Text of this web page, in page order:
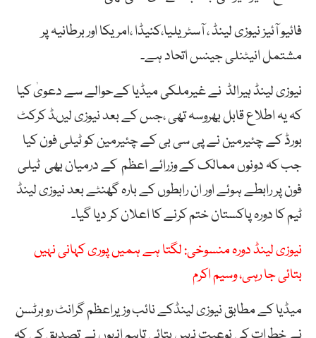
فائیو آئیز نیوزی لینڈ ، آسٹریلیا،کنیڈا ،امریکا اور برطانیہ پر
مشتمل انیٹنلی جینس اتحاد ہے۔
نیوزی لینڈ ہیرالڈ نے غیرملکی میڈیا کےحوالے سے دعویٰ کیا
کہ یہ اطلاع قابل بھروسہ تھی ،جس کے بعد نیوزی لیںڈ کرکٹ
بورڈ کے چئیرمین نے پی سی بی کے چئیرمین کو ٹیلی فون کیا
جب کہ دونوں ممالک کے وزرائے اعظم کے درمیان بھی ٹیلی
فون پر رابطے ہوئے اور ان رابطوں کے بارہ گھنٹے بعد نیوزی لینڈ
ٹیم کا دورہ پاکستان ختم کرنے کا اعلان کر دیا گیا۔
نیوزی لینڈ دورہ منسوخی: لگتا ہے ہمیں پوری کہانی نہیں
بتائی جا رہی، وسیم اکرم
میڈیا کے مطابق نیوزی لینڈکے نائب وزیراعظم گرانٹ روبرٹسن